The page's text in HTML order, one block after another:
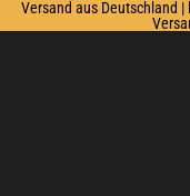
Versand aus Deutschland